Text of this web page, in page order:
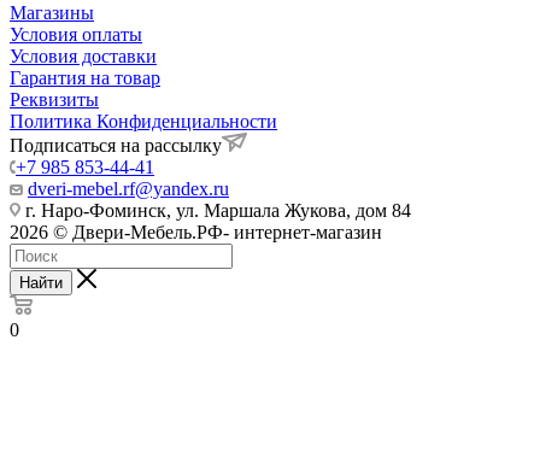
Магазины
Условия оплаты
Условия доставки
Гарантия на товар
Реквизиты
Политика Конфиденциальности
Подписаться на рассылку
+7 985 853-44-41
dveri-mebel.rf@yandex.ru
г. Наро-Фоминск, ул. Маршала Жукова, дом 84
2026 © Двери-Мебель.РФ- интернет-магазин
Найти
0